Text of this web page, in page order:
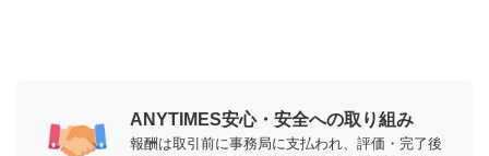
ANYTIMES安心・安全への取り組み
報酬は取引前に事務局に支払われ、評価・完了後